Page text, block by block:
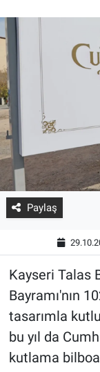
Paylaş
Kayseri Talas
Bayramı'nın
tasarımla
bu yıl da
kutlama